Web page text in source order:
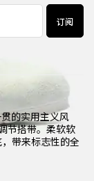
订阅
的实用主义风
节搭带。柔软软
带来标志性的全